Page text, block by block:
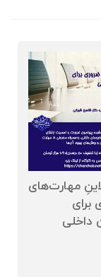
مهارت‌های
برای
داخلی